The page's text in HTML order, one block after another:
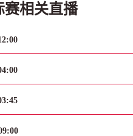
赛相关直播